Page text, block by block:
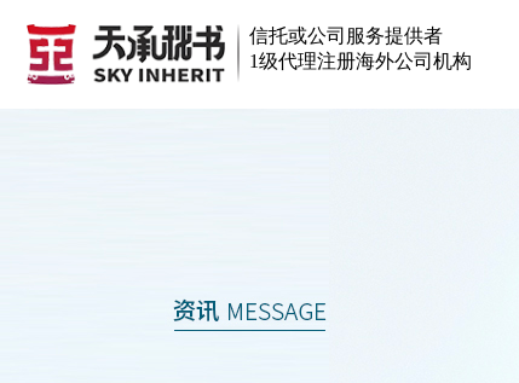
信托或公司服务提供者
1级代理注册海外公司机构